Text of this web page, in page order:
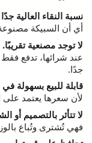
نسبة النقاء العالية جدًا
أي أن السبيكة
لا توجد مصنعية تقريبًا.
عند شرائها، تدفع
جدًا.
قابلة للبيع بسهولة
لأن سعرها يعتمد
لا تتأثر بالتصميم أو
فهي تُشترى وتُباع